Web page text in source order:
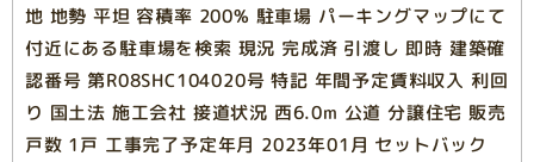
地 地勢 平坦 容積率 200% 駐車場 パーキングマップにて
付近にある駐車場を検索 現況 完成済 引渡し 即時 建築確
認番号 第R08SHC104020号 特記 年間予定賃料収入 利回
り 国土法 施工会社 接道状況 西6.0m 公道 分譲住宅 販売
戸数 1戸 工事完了予定年月 2023年01月 セットバック